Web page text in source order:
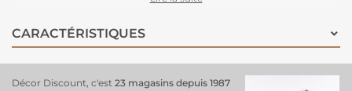
calme de la mer directement chez vous. L'
nettoyez et lissez votre mur, appliquez la colle, puis posez les lés en
CARACTÉRISTIQUES
Décor Discount, c'est 23 magasins depuis 1987